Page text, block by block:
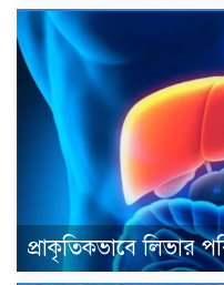
প্রাকৃতিকভাবে লিভার